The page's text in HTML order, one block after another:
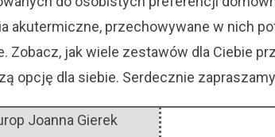
akutermiczne, przechowywane w nich
Zobacz, jak wiele zestawów dla Ciebie
opcję dla siebie. Serdecznie
Joanna Gierek